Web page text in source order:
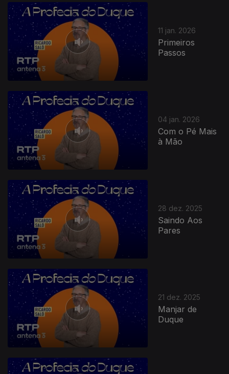
11 jan. 2026
Primeiros
Passos
04 jan. 2026
Com o Pé Mais
à Mão
28 dez. 2025
Saindo Aos
Pares
21 dez. 2025
Manjar de
Duque